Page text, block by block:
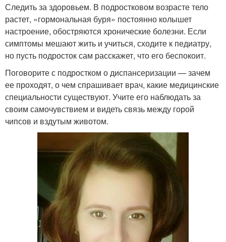
Следить за здоровьем. В подростковом возрасте тело
растет, «гормональная буря» постоянно колышет
настроение, обостряются хронические болезни. Если
симптомы мешают жить и учиться, сходите к педиатру,
но пусть подросток сам расскажет, что его беспокоит.
Поговорите с подростком о диспансеризации — зачем
ее проходят, о чем спрашивает врач, какие медицинские
специальности существуют. Учите его наблюдать за
своим самочувствием и видеть связь между горой
чипсов и вздутым животом.